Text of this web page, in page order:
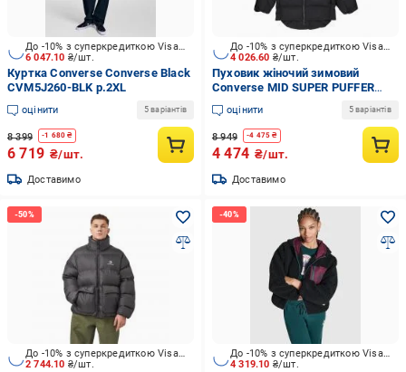
6 047.10 ₴/шт.
До -10% з суперкредиткою Visa Вигода
Куртка Converse Converse Black
CVM5J260-BLK р.2XL
оцінити 5 варіантів
8 399 -1 680 ₴
6 719 ₴/шт.
Доставимо
4 026.60 ₴/шт.
До -10% з суперкредиткою Visa Вигода
Пуховик жіночий зимовий
Converse MID SUPER PUFFER
10026795-001 р.XL чорний
оцінити 5 варіантів
8 949 -4 475 ₴
4 474 ₴/шт.
Доставимо
2 744.10 ₴/шт.
До -10% з суперкредиткою Visa Вигода
4 319.10 ₴/шт.
До -10% з суперкредиткою Visa Вигода